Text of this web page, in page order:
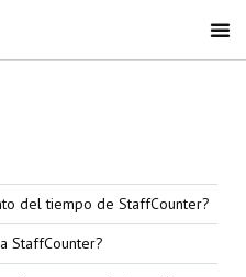
del tiempo de StaffCounter?
StaffCounter?